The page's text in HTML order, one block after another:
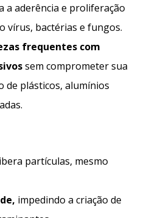
a aderência e proliferação
vírus, bactérias e fungos.
frequentes com
sem comprometer sua
plásticos, alumínios
partículas, mesmo
, impedindo a criação de